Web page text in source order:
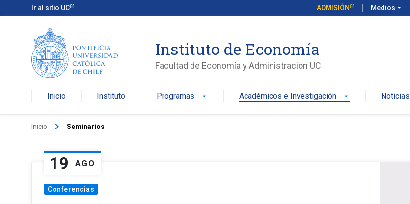
Ir al sitio UC ADMISIÓN Medios arrow_drop_down
Instituto de Economía
Facultad de Economía y Administración UC
Inicio Instituto Programas arrow_drop_down Académicos e Investigación arrow_drop_down Noticias
Inicio keyboard_arrow_right Seminarios
19 AGO
Conferencias